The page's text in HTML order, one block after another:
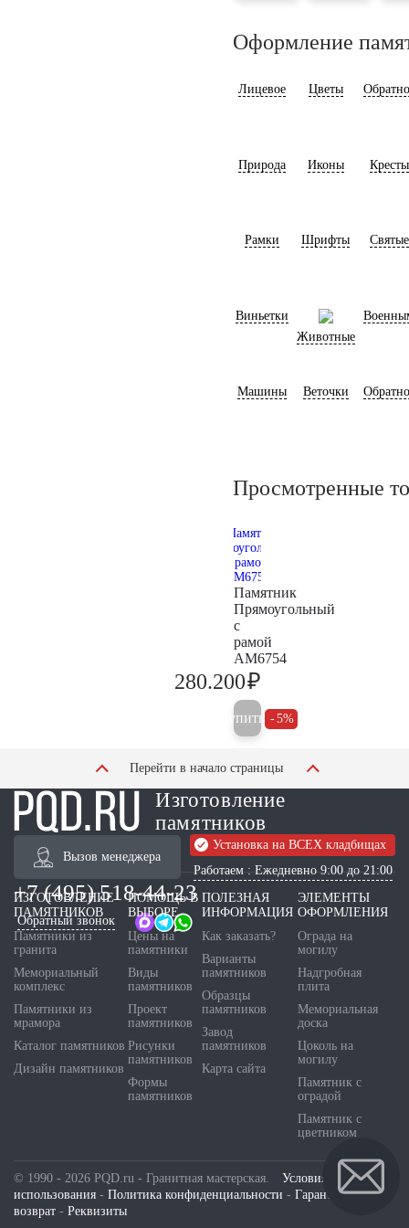
Оформление
Лицевое Цветы
Природа Иконы Кресты
Рамки Шрифты Святые
Виньетки
Животные
Машины Веточки
Просмотренные
Памятник
Прямоугольный
с
рамой
AM6754
280.200₽
Купить 5%
Перейти в начало страницы
Изготовление
памятников
Вызов менеджера
Установка на ВСЕХ кладбищах
Работаем : Ежедневно 9:00 до 21:00
+7 (495) 518-44-23
Обратный звонок
ИЗГОТОВЛЕНИЕ
ПАМЯТНИКОВ
Памятники из
гранита
Мемориальный
комплекс
Памятники из
мрамора
Каталог памятников
Дизайн памятников
ПОМОЩЬ В
ВЫБОРЕ
Цены на
памятники
Виды
памятников
Проект
памятников
Рисунки
памятников
Формы
памятников
ПОЛЕЗНАЯ
ИНФОРМАЦИЯ
Как заказать?
Варианты
памятников
Образцы
памятников
Завод
памятников
Карта сайта
ЭЛЕМЕНТЫ
ОФОРМЛЕНИЯ
Ограда на
могилу
Надгробная
плита
Мемориальная
доска
Цоколь на
могилу
Памятник с
оградой
Памятник с
цветником
© 1990 - 2026 PQD.ru - Гранитная мастерская. Условия
использования - Политика конфиденциальности - Гарантия и
возврат - Реквизиты